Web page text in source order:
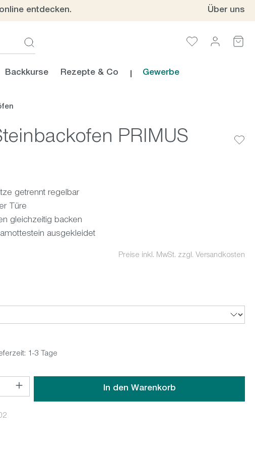
entdecken. Über uns
Backkurse Rezepte & Co Gewerbe
PRIMUS
getrennt regelbar
Türe
gleichzeitig backen
ausgekleidet
Preise inkl. MwSt. zzgl. Versandkosten
1-3 Tage
den gewünschten Wert ein oder benutze die Schaltflächen um die
In den Warenkorb